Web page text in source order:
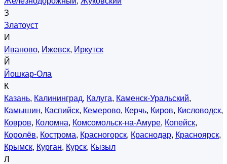
З
Златоуст
И
Иваново, Ижевск, Иркутск
Й
Йошкар-Ола
К
Казань, Калининград, Калуга, Каменск-Уральский,
Камышин, Каспийск, Кемерово, Керчь, Киров, Кисловодск,
Ковров, Коломна, Комсомольск-на-Амуре, Копейск,
Королёв, Кострома, Красногорск, Краснодар, Красноярск,
Крымск, Курган, Курск, Кызыл
Л